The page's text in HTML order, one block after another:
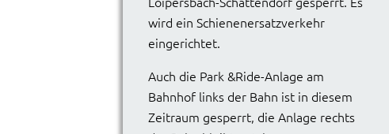
wird ein Schienenersatzverkehr
eingerichtet.
Auch die Park &Ride-Anlage am
Bahnhof links der Bahn ist in diesem
Zeitraum gesperrt, die Anlage rechts